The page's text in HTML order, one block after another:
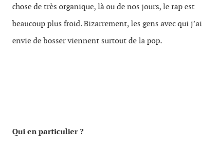
chose de très organique, là ou de nos jours, le rap est
beaucoup plus froid. Bizarrement, les gens avec qui j’ai
envie de bosser viennent surtout de la pop.
Qui en particulier ?